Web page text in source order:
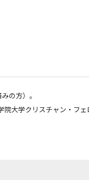
の方）。
大学クリスチャン・フ